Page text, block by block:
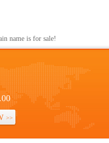
name is for sale!
>>